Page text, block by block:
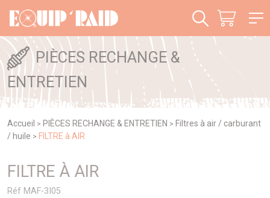
PIÈCES RECHANGE &
ENTRETIEN
Accueil > PIÈCES RECHANGE & ENTRETIEN > Filtres à air / carburant
/ huile > FILTRE à AIR
FILTRE À AIR
Réf MAF-3I05
Panneau de gestion des cookies